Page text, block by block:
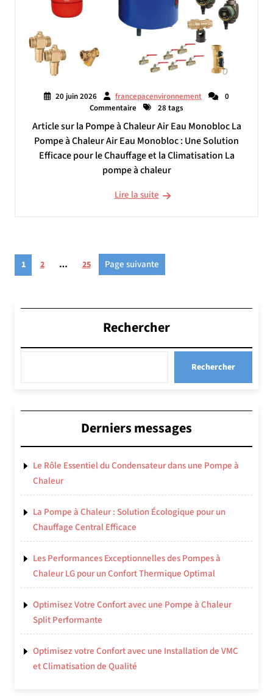
20 juin 2026 francepacenvironnement
0
Commentaire
28 tags
Article sur la Pompe à Chaleur Air Eau Monobloc La
Pompe à Chaleur Air Eau Monobloc : Une Solution
Efficace pour le Chauffage et la Climatisation La
pompe à chaleur
Lire la suite
Pagination
des
Page
1 2 …
Page
25 Page suivante
Rechercher
Rechercher
Derniers messages
Le Rôle Essentiel du Condensateur dans une Pompe à
Chaleur
La Pompe à Chaleur : Solution Écologique pour un
Chauffage Central Efficace
Les Performances Exceptionnelles des Pompes à
Chaleur LG pour un Confort Thermique Optimal
Optimisez Votre Confort avec une Pompe à Chaleur
Split Performante
Optimisez votre Confort avec une Installation de VMC
et Climatisation de Qualité